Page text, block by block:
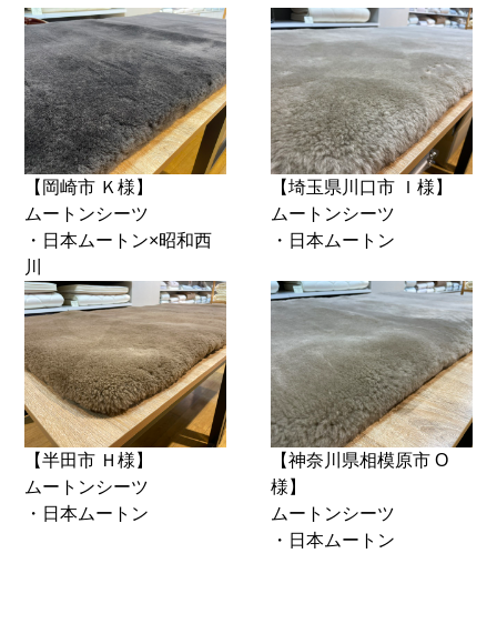
【岡崎市 Ｋ様】
ムートンシーツ
・日本ムートン×昭和西
川
【埼玉県川口市 Ｉ様】
ムートンシーツ
・日本ムートン
【半田市 Ｈ様】
ムートンシーツ
・日本ムートン
【神奈川県相模原市 O
様】
ムートンシーツ
・日本ムートン